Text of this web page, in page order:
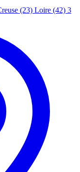
(23) Loire (42) 3